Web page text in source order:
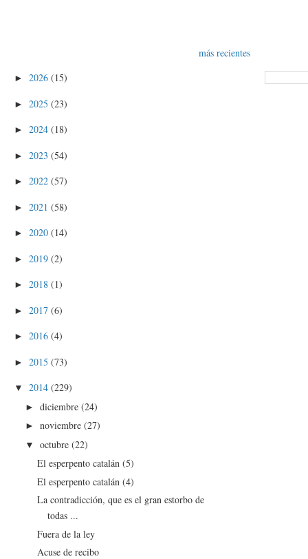
más recientes
► 2026 (15)
► 2025 (23)
► 2024 (18)
► 2023 (54)
► 2022 (57)
► 2021 (58)
► 2020 (14)
► 2019 (2)
► 2018 (1)
► 2017 (6)
► 2016 (4)
► 2015 (73)
▼ 2014 (229)
►diciembre(24)
►noviembre(27)
▼octubre(22)
El esperpento catalán (5)
El esperpento catalán (4)
La contradicción, que es el gran estorbo de
todas ...
Fuera de la ley
Acuse de recibo